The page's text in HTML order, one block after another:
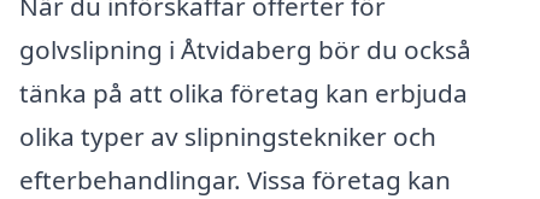
golvslipning i Åtvidaberg bör du också
tänka på att olika företag kan erbjuda
olika typer av slipningstekniker och
efterbehandlingar. Vissa företag kan